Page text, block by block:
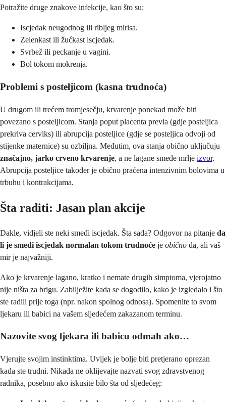
Potražite druge znakove infekcije, kao što su:
Iscjedak neugodnog ili ribljeg mirisa.
Zelenkast ili žućkast iscjedak.
Svrbež ili peckanje u vagini.
Bol tokom mokrenja.
Problemi s posteljicom (kasna trudnoća)
U drugom ili trećem tromjesečju, krvarenje ponekad može biti
povezano s posteljicom. Stanja poput placenta previa (gdje posteljica
prekriva cerviks) ili abrupcija posteljice (gdje se posteljica odvoji od
stijenke maternice) su ozbiljna. Međutim, ova stanja obično uključuju
značajno, jarko crveno krvarenje, a ne lagane smeđe mrlje izvor.
Abrupcija posteljice također je obično praćena intenzivnim bolovima u
trbuhu i kontrakcijama.
Šta raditi: Jasan plan akcije
Dakle, vidjeli ste neki smeđi iscjedak. Šta sada? Odgovor na pitanje da
li je smeđi iscjedak normalan tokom trudnoće je obično da, ali vaš
mir je najvažniji.
Ako je krvarenje lagano, kratko i nemate drugih simptoma, vjerojatno
nije ništa za brigu. Zabilježite kada se dogodilo, kako je izgledalo i što
ste radili prije toga (npr. nakon spolnog odnosa). Spomenite to svom
ljekaru ili babici na vašem sljedećem zakazanom terminu.
Nazovite svog ljekara ili babicu odmah ako…
Vjerujte svojim instinktima. Uvijek je bolje biti pretjerano oprezan
kada ste trudni. Nikada ne oklijevajte nazvati svog zdravstvenog
radnika, posebno ako iskusite bilo šta od sljedećeg: